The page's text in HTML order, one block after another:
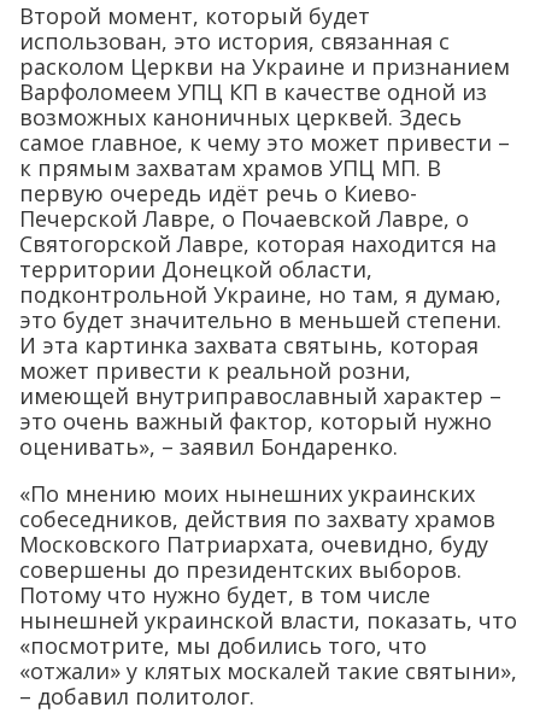
Второй момент, который будет
использован, это история, связанная с
расколом Церкви на Украине и признанием
Варфоломеем УПЦ КП в качестве одной из
возможных каноничных церквей. Здесь
самое главное, к чему это может привести –
к прямым захватам храмов УПЦ МП. В
первую очередь идёт речь о Киево-
Печерской Лавре, о Почаевской Лавре, о
Святогорской Лавре, которая находится на
территории Донецкой области,
подконтрольной Украине, но там, я думаю,
это будет значительно в меньшей степени.
И эта картинка захвата святынь, которая
может привести к реальной розни,
имеющей внутриправославный характер –
это очень важный фактор, который нужно
оценивать», – заявил Бондаренко.
«По мнению моих нынешних украинских
собеседников, действия по захвату храмов
Московского Патриархата, очевидно, буду
совершены до президентских выборов.
Потому что нужно будет, в том числе
нынешней украинской власти, показать, что
«посмотрите, мы добились того, что
«отжали» у клятых москалей такие святыни»,
– добавил политолог.